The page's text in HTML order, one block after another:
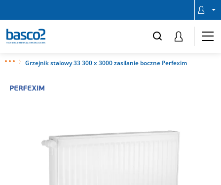
Grzejnik stalowy 33 300 x 3000 zasilanie boczne Perfexim